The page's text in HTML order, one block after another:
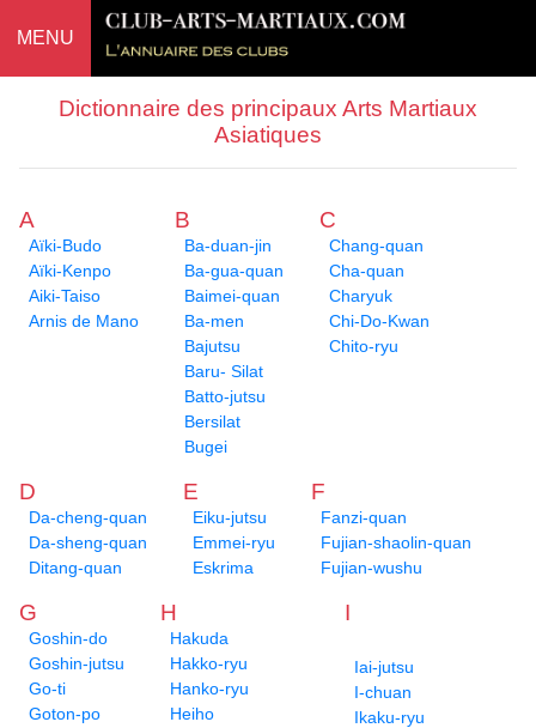
MENU
Dictionnaire des principaux Arts Martiaux
Asiatiques
A
Aïki-Budo
Aïki-Kenpo
Aiki-Taiso
Arnis de Mano
B
Ba-duan-jin
Ba-gua-quan
Baimei-quan
Ba-men
Bajutsu
Baru- Silat
Batto-jutsu
Bersilat
Bugei
C
Chang-quan
Cha-quan
Charyuk
Chi-Do-Kwan
Chito-ryu
D
Da-cheng-quan
Da-sheng-quan
Ditang-quan
E
Eiku-jutsu
Emmei-ryu
Eskrima
F
Fanzi-quan
Fujian-shaolin-quan
Fujian-wushu
G
Goshin-do
Goshin-jutsu
Go-ti
Goton-po
H
Hakuda
Hakko-ryu
Hanko-ryu
Heiho
I
Iai-jutsu
I-chuan
Ikaku-ryu